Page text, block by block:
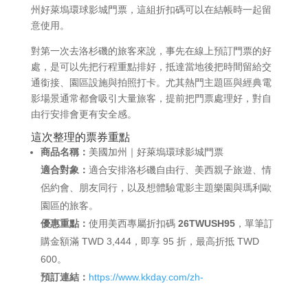
州好萊塢環球影城門票，這組折扣碼可以在結帳時一起留
意使用。
對第一次去洛杉磯的旅客來說，事先在線上預訂門票的好
處，是可以先把行程重點排好，抵達當地後把時間留給交
通銜接、園區設施與拍照打卡。尤其熱門主題區與經典電
影場景通常都會吸引大量旅客，提前把門票處理好，對自
由行安排會更有安全感。
這次整理的票券重點
商品名稱： 美國加州｜好萊塢環球影城門票
適合對象： 適合安排洛杉磯自由行、美西親子旅遊、情
侶約會、朋友同行，以及想體驗電影主題樂園與瑪利歐
園區的旅客。
優惠重點： 使用美西專屬折扣碼 26TWUSH95，單筆訂
購金額滿 TWD 3,444，即享 95 折，最高折抵 TWD
600。
預訂連結： https://www.kkday.com/zh-